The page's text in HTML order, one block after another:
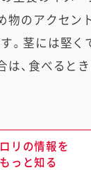
物のアクセン
。茎には堅く
は、食べると
リの情報を
もっと知る